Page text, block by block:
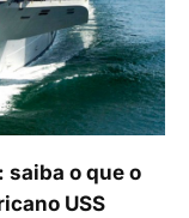
saiba o que o
USS